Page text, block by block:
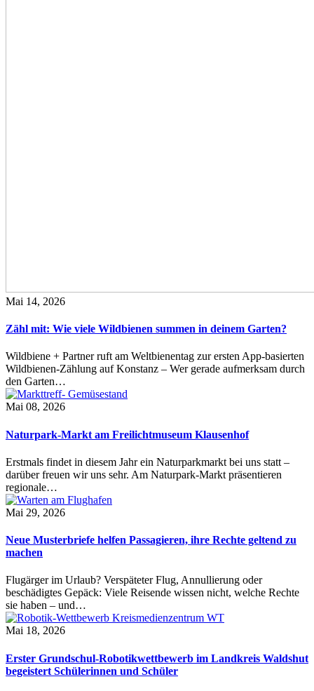
Mai 14, 2026
Zähl mit: Wie viele Wildbienen summen in deinem Garten?
Wildbiene + Partner ruft am Weltbienentag zur ersten App-basierten
Wildbienen-Zählung auf Konstanz – Wer gerade aufmerksam durch
den Garten…
Mai 08, 2026
Naturpark-Markt am Freilichtmuseum Klausenhof
Erstmals findet in diesem Jahr ein Naturparkmarkt bei uns statt –
darüber freuen wir uns sehr. Am Naturpark-Markt präsentieren
regionale…
Mai 29, 2026
Neue Musterbriefe helfen Passagieren, ihre Rechte geltend zu
machen
Flugärger im Urlaub? Verspäteter Flug, Annullierung oder
beschädigtes Gepäck: Viele Reisende wissen nicht, welche Rechte
sie haben – und…
Mai 18, 2026
Erster Grundschul-Robotikwettbewerb im Landkreis Waldshut
begeistert Schülerinnen und Schüler